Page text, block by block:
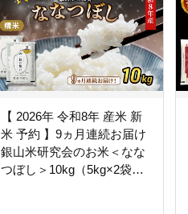
【 2026年 令和8年 産米 新
米 予約 】9ヵ月連続お届け
銀山米研究会のお米＜なな
つぼし＞10kg（5kg×2袋）